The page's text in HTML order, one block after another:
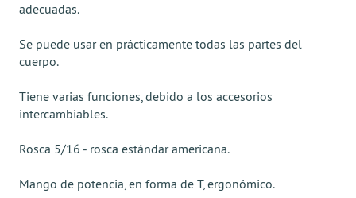
adecuadas.
Se puede usar en prácticamente todas las partes del
cuerpo.
Tiene varias funciones, debido a los accesorios
intercambiables.
Rosca 5/16 - rosca estándar americana.
Mango de potencia, en forma de T, ergonómico.